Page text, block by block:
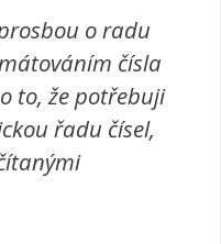
o radu
čísla
to, že potřebuji
řadu čísel,